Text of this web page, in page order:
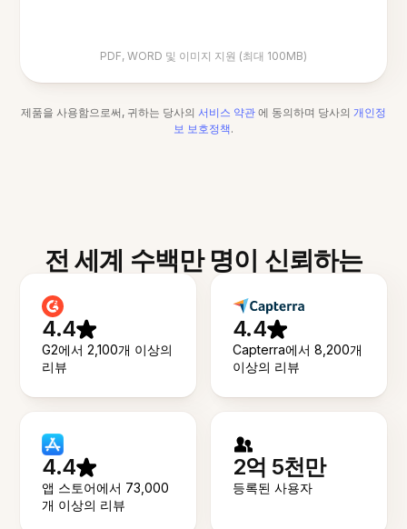
PDF, WORD 및 이미지 지원 (최대 100MB)
제품을 사용함으로써, 귀하는 당사의 서비스 약관 에 동의하며 당사의 개인정
보 보호정책.
전 세계 수백만 명이 신뢰하는
4.4
G2에서 2,100개 이상의
리뷰
4.4
Capterra에서 8,200개
이상의 리뷰
4.4
앱 스토어에서 73,000
개 이상의 리뷰
2억 5천만
등록된 사용자